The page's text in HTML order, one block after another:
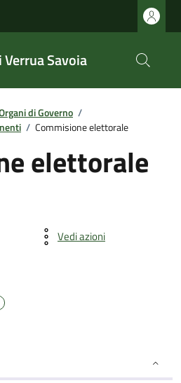
Savoia
di Governo /
/ Commisione elettorale
elettorale
Vedi azioni